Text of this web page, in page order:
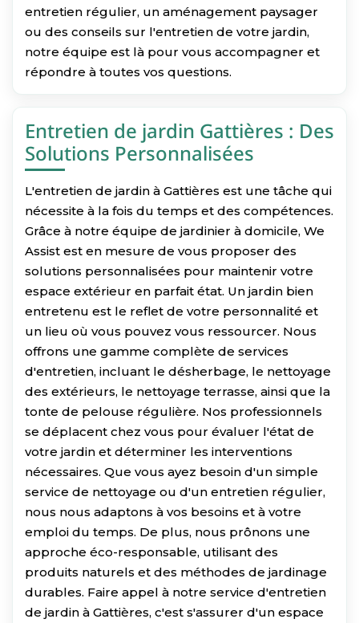
entretien régulier, un aménagement paysager
ou des conseils sur l'entretien de votre jardin,
notre équipe est là pour vous accompagner et
répondre à toutes vos questions.
Entretien de jardin Gattières : Des
Solutions Personnalisées
L'entretien de jardin à Gattières est une tâche qui
nécessite à la fois du temps et des compétences.
Grâce à notre équipe de jardinier à domicile, We
Assist est en mesure de vous proposer des
solutions personnalisées pour maintenir votre
espace extérieur en parfait état. Un jardin bien
entretenu est le reflet de votre personnalité et
un lieu où vous pouvez vous ressourcer. Nous
offrons une gamme complète de services
d'entretien, incluant le désherbage, le nettoyage
des extérieurs, le nettoyage terrasse, ainsi que la
tonte de pelouse régulière. Nos professionnels
se déplacent chez vous pour évaluer l'état de
votre jardin et déterminer les interventions
nécessaires. Que vous ayez besoin d'un simple
service de nettoyage ou d'un entretien régulier,
nous nous adaptons à vos besoins et à votre
emploi du temps. De plus, nous prônons une
approche éco-responsable, utilisant des
produits naturels et des méthodes de jardinage
durables. Faire appel à notre service d'entretien
de jardin à Gattières, c'est s'assurer d'un espace